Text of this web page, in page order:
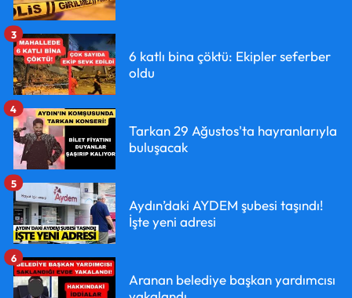
6 katlı bina çöktü: Ekipler seferber
oldu
3
Tarkan 29 Ağustos'ta hayranlarıyla
buluşacak
4
Aydın’daki AYDEM şubesi taşındı!
İşte yeni adresi
5
Aranan belediye başkan yardımcısı
6